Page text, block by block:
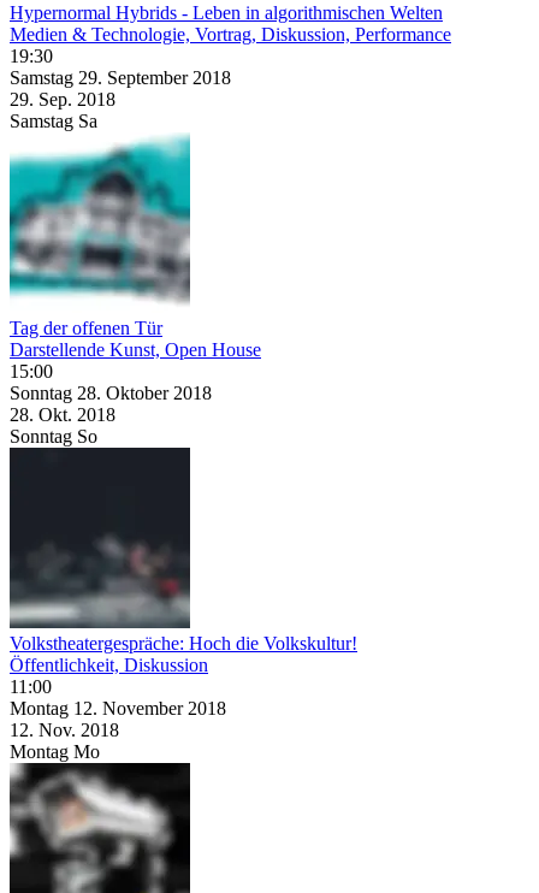
Hypernormal Hybrids - Leben in algorithmischen Welten
Medien & Technologie, Vortrag, Diskussion, Performance
19:30
Samstag 29. September 2018
29. Sep. 2018
Samstag Sa
Tag der offenen Tür
Darstellende Kunst, Open House
15:00
Sonntag 28. Oktober 2018
28. Okt. 2018
Sonntag So
Volkstheatergespräche: Hoch die Volkskultur!
Öffentlichkeit, Diskussion
11:00
Montag 12. November 2018
12. Nov. 2018
Montag Mo